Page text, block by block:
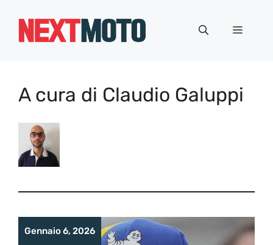
Menu
A cura di Claudio Galuppi
Gennaio 6, 2026